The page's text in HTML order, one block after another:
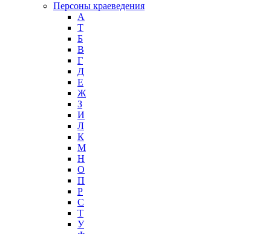
Персоны краеведения
А
T
Б
В
Г
Д
Е
Ж
З
И
Л
К
М
Н
О
П
Р
С
Т
У